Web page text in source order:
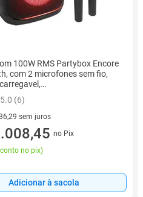
100W RMS Partybox Encore
com 2 microfones sem fio,
5.0 (6)
sem juros
236,29 sem jurosno Pix
no pix)
Adicionar à sacola